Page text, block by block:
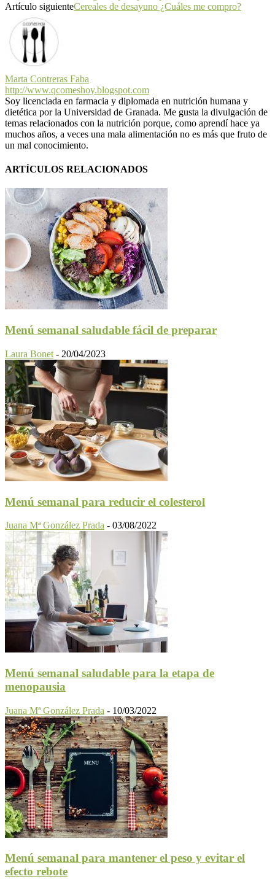
Artículo siguienteCereales de desayuno ¿Cuáles me compro?
Marta Contreras Faba
http://www.qcomeshoy.blogspot.com
Soy licenciada en farmacia y diplomada en nutrición humana y
dietética por la Universidad de Granada. Me gusta la divulgación de
temas relacionados con la nutrición porque, como aprendí hace ya
muchos años, a veces una mala alimentación no es más que fruto de
un mal conocimiento.
ARTÍCULOS RELACIONADOS
Menú semanal saludable fácil de preparar
Laura Bonet - 20/04/2023
Menú semanal para reducir el colesterol
Juana Mª González Prada - 03/08/2022
Menú semanal saludable para la etapa de
menopausia
Juana Mª González Prada - 10/03/2022
Menú semanal para mantener el peso y evitar el
efecto rebote